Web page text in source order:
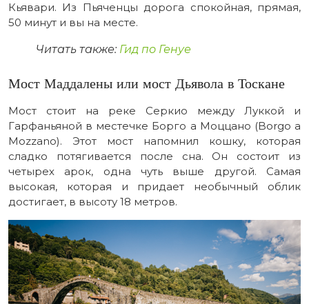
Кьявари. Из Пьяченцы дорога спокойная, прямая,
50 минут и вы на месте.
Читать также: Гид по Генуе
Мост Маддалены или мост Дьявола в Тоскане
Мост стоит на реке Серкио между Луккой и
Гарфаньяной в местечке Борго а Моццано (Borgo a
Mozzano). Этот мост напомнил кошку, которая
сладко потягивается после сна. Он состоит из
четырех арок, одна чуть выше другой. Самая
высокая, которая и придает необычный облик
достигает, в высоту 18 метров.